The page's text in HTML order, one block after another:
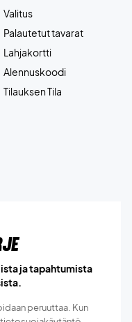
Valitus
Palautetut tavarat
Lahjakortti
Alennuskoodi
Tilauksen Tila
ja tapahtumista
peruuttaa. Kun